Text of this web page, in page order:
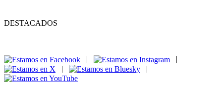
DESTACADOS
|
|